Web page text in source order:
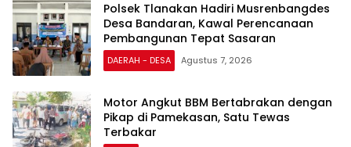
Polsek Tlanakan Hadiri Musrenbangdes
Desa Bandaran, Kawal Perencanaan
Pembangunan Tepat Sasaran
DAERAH - DESA Agustus 7, 2026
Motor Angkut BBM Bertabrakan dengan
Pikap di Pamekasan, Satu Tewas
Terbakar